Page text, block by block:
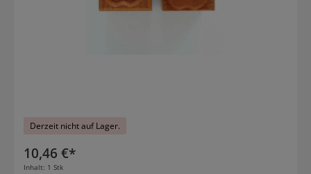
Derzeit nicht auf Lager.
10,46 €*
Inhalt: 1 Stk